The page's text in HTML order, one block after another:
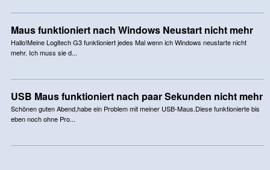
Maus funktioniert nach Windows Neustart nicht mehr
Hallo!Meine Logitech G3 funktioniert jedes Mal wenn ich Windows neustarte nicht
mehr. Ich muss sie d...
USB Maus funktioniert nach paar Sekunden nicht mehr
Schönen guten Abend,habe ein Problem mit meiner USB-Maus.Diese funktionierte bis
eben noch ohne Pro...